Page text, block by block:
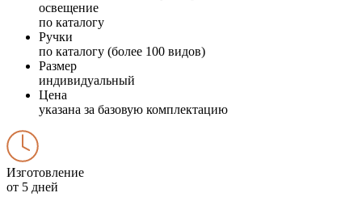
освещение
по каталогу
Ручки
по каталогу (более 100 видов)
Размер
индивидуальный
Цена
указана за базовую комплектацию
Изготовление
от 5 дней